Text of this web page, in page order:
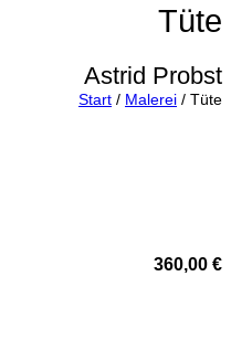
Tüte
Astrid Probst
Start / Malerei / Tüte
360,00 €